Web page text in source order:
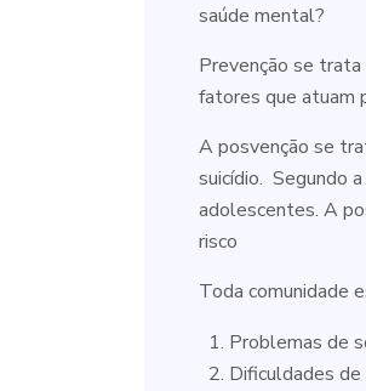
saúde mental?
Prevenção se
fatores que atuam
A posvenção se
suicídio. Segundo
adolescentes. A
risco
Toda comunidade
Problemas de
Dificuldades